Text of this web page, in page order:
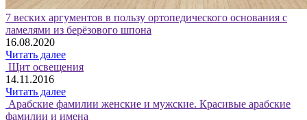
7 веских аргументов в пользу ортопедического основания с
ламелями из берёзового шпона
16.08.2020
Читать далее
Щит освещения
14.11.2016
Читать далее
Арабские фамилии женские и мужские. Красивые арабские
фамилии и имена